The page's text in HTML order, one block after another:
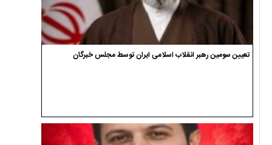
تعیین سومین رهبر انقلاب اسلامی ایران توسط مجلس خبرگان